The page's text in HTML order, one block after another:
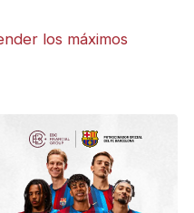
los máximos